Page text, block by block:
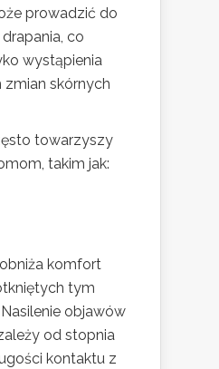
prowadzić do
co
wystąpienia
skórnych
towarzyszy
takim jak:
komfort
tym
objawów
od stopnia
kontaktu z